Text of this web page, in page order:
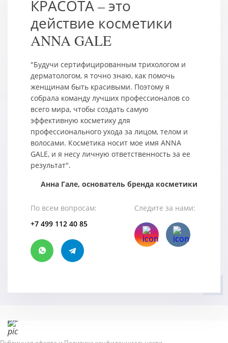
КРАСОТА – это
действие косметики
ANNA GALE
"Будучи сертифицированным трихологом и
дерматологом, я точно знаю, как помочь
женщинам быть красивыми. Поэтому я
собрала команду лучших профессионалов со
всего мира, чтобы создать самую
эффективную косметику для
профессионального ухода за лицом, телом и
волосами. Косметика носит мое имя ANNA
GALE, и я несу личную ответственность за ее
результат".
Анна Гале, основатель бренда косметики
По всем вопросам:
+7 499 112 40 85
Следите за нами: